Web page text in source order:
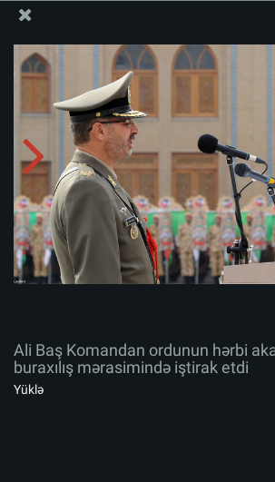
Ali Baş Komandan ordunun hərbi
buraxılış mərasimində iştirak etdi
Ali Baş Komandan ordunun hərbi
buraxılış mərasimində iştirak etdi
Yüklə